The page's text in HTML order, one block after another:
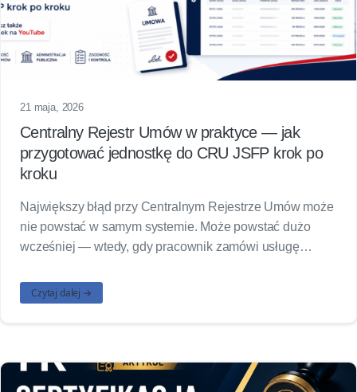
21 maja, 2026
Centralny Rejestr Umów w praktyce — jak
przygotować jednostkę do CRU JSFP krok po
kroku
Największy błąd przy Centralnym Rejestrze Umów może
nie powstać w samym systemie. Może powstać dużo
wcześniej — wtedy, gdy pracownik zamówi usługę…
Czytaj dalej →